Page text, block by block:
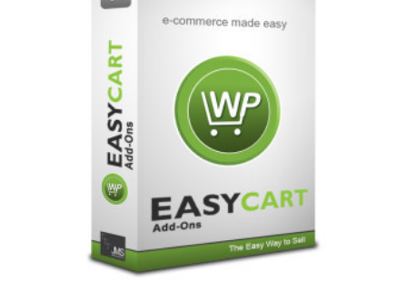
Packing
Shipping
documents
settings
Customs
declarations
terms